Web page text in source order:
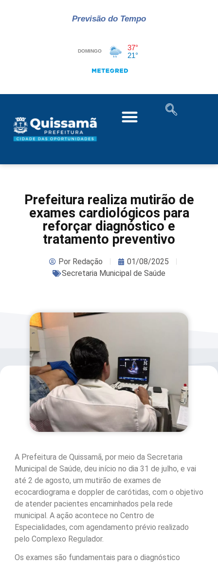
Previsão do Tempo
Prefeitura realiza mutirão de
exames cardiológicos para
reforçar diagnóstico e
tratamento preventivo
PorRedação
01/08/2025
Secretaria Municipal de Saúde
A Prefeitura de Quissamã, por meio da Secretaria
Municipal de Saúde, deu início no dia 31 de julho, e vai
até 2 de agosto, um mutirão de exames de
ecocardiograma e doppler de carótidas, com o objetivo
de atender pacientes encaminhados pela rede
municipal. A ação acontece no Centro de
Especialidades, com agendamento prévio realizado
pelo Complexo Regulador.
Os exames são fundamentais para o diagnóstico